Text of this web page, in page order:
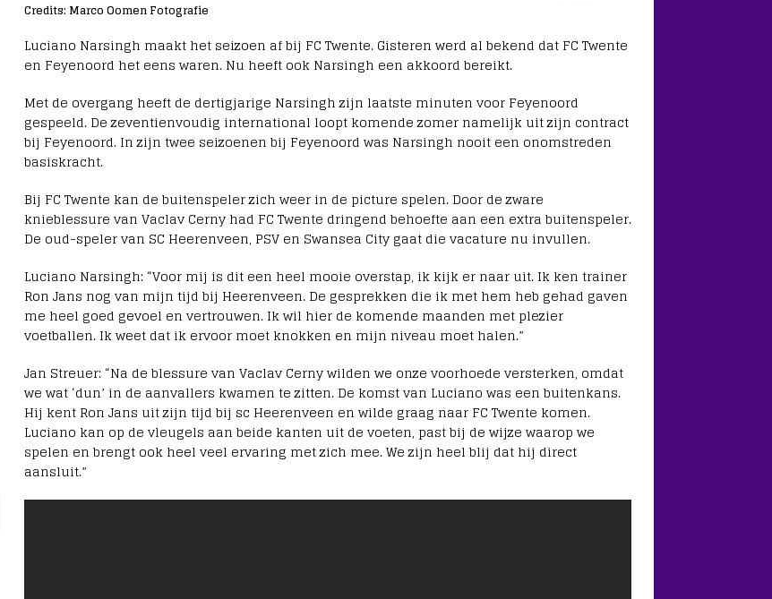
Credits: Marco Oomen Fotografie
Luciano Narsingh maakt het seizoen af bij FC Twente. Gisteren werd al bekend dat FC Twente
en Feyenoord het eens waren. Nu heeft ook Narsingh een akkoord bereikt.
Met de overgang heeft de dertigjarige Narsingh zijn laatste minuten voor Feyenoord
gespeeld. De zeventienvoudig international loopt komende zomer namelijk uit zijn contract
bij Feyenoord. In zijn twee seizoenen bij Feyenoord was Narsingh nooit een onomstreden
basiskracht.
Bij FC Twente kan de buitenspeler zich weer in de picture spelen. Door de zware
knieblessure van Vaclav Cerny had FC Twente dringend behoefte aan een extra buitenspeler.
De oud-speler van SC Heerenveen, PSV en Swansea City gaat die vacature nu invullen.
Luciano Narsingh: “Voor mij is dit een heel mooie overstap, ik kijk er naar uit. Ik ken trainer
Ron Jans nog van mijn tijd bij Heerenveen. De gesprekken die ik met hem heb gehad gaven
me heel goed gevoel en vertrouwen. Ik wil hier de komende maanden met plezier
voetballen. Ik weet dat ik ervoor moet knokken en mijn niveau moet halen.”
Jan Streuer: “Na de blessure van Vaclav Cerny wilden we onze voorhoede versterken, omdat
we wat ‘dun’ in de aanvallers kwamen te zitten. De komst van Luciano was een buitenkans.
Hij kent Ron Jans uit zijn tijd bij sc Heerenveen en wilde graag naar FC Twente komen.
Luciano kan op de vleugels aan beide kanten uit de voeten, past bij de wijze waarop we
spelen en brengt ook heel veel ervaring met zich mee. We zijn heel blij dat hij direct
aansluit.”